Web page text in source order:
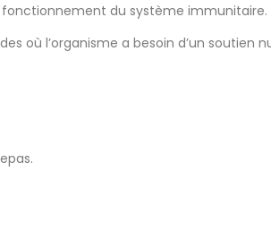
du système immunitaire.
où l’organisme a besoin d’un soutien